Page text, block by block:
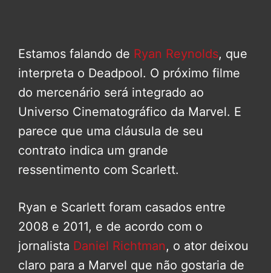
Estamos falando de Ryan Reynolds, que
interpreta o Deadpool. O próximo filme
do mercenário será integrado ao
Universo Cinematográfico da Marvel. E
parece que uma cláusula de seu
contrato indica um grande
ressentimento com Scarlett.
Ryan e Scarlett foram casados entre
2008 e 2011, e de acordo com o
jornalista Daniel Richtman, o ator deixou
claro para a Marvel que não gostaria de